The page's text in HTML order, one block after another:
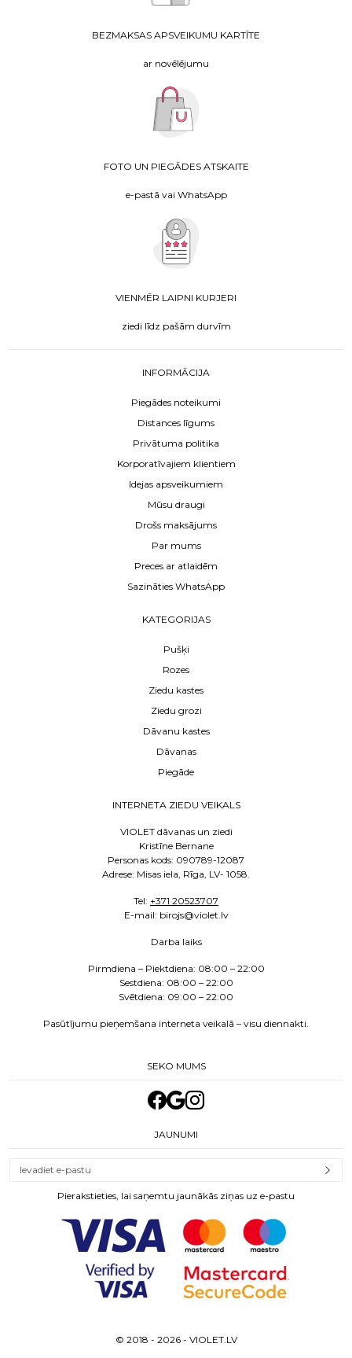
BEZMAKSAS APSVEIKUMU KARTĪTE
ar novēlējumu
FOTO UN PIEGĀDES ATSKAITE
e-pastā vai WhatsApp
VIENMĒR LAIPNI KURJERI
ziedi līdz pašām durvīm
INFORMĀCIJA
Piegādes noteikumi
Distances līgums
Privātuma politika
Korporatīvajiem klientiem
Idejas apsveikumiem
Mūsu draugi
Drošs maksājums
Par mums
Preces ar atlaidēm
Sazināties WhatsApp
KATEGORIJAS
Pušķi
Rozes
Ziedu kastes
Ziedu grozi
Dāvanu kastes
Dāvanas
Piegāde
INTERNETA ZIEDU VEIKALS
VIOLET dāvanas un ziedi
Kristīne Bernane
Personas kods: 090789-12087
Adrese: Misas iela, Rīga, LV- 1058.
Tel: +371 20523707
E-mail: birojs@violet.lv
Darba laiks
Pirmdiena – Piektdiena: 08:00 – 22:00
Sestdiena: 08:00 – 22:00
Svētdiena: 09:00 – 22:00
Pasūtījumu pieņemšana interneta veikalā – visu diennakti.
SEKO MUMS
JAUNUMI
Pierakstieties, lai saņemtu jaunākās ziņas uz e-pastu
© 2018 - 2026 - VIOLET.LV